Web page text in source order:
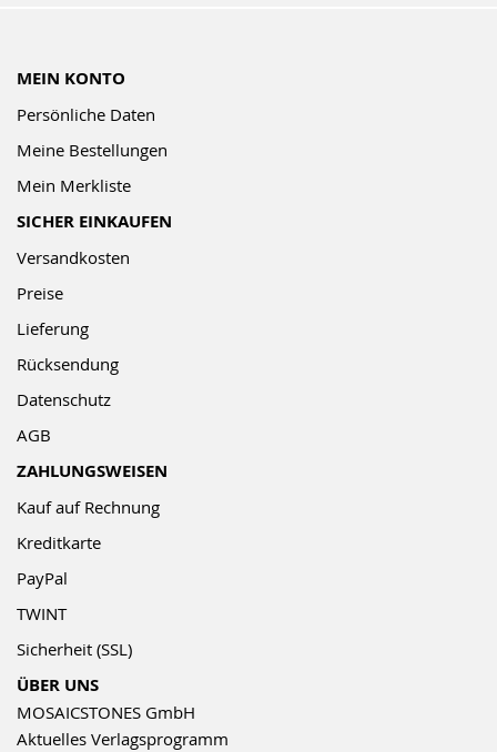
MEIN KONTO
Persönliche Daten
Meine Bestellungen
Mein Merkliste
SICHER EINKAUFEN
Versandkosten
Preise
Lieferung
Rücksendung
Datenschutz
AGB
ZAHLUNGSWEISEN
Kauf auf Rechnung
Kreditkarte
PayPal
TWINT
Sicherheit (SSL)
ÜBER UNS
MOSAICSTONES GmbH
Aktuelles Verlagsprogramm